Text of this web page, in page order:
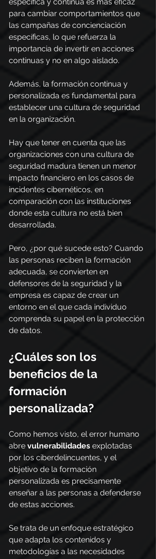
para cambiar comportamientos que
las campañas de concienciación
específicas, lo que refuerza la
importancia de invertir en acciones
continuas y no en algo aislado.
Además, la formación continua y
personalizada es fundamental para
establecer una cultura de seguridad
en la organización.
Hay que tener en cuenta que las
organizaciones con una cultura de
seguridad madura tienen un menor
impacto financiero en los casos de
incidentes cibernéticos, en
comparación con las instituciones
donde esta cultura no está bien
desarrollada.
Pero, ¿por qué sucede esto? Cuando
las personas reciben la formación
adecuada, se convierten en
defensores de la seguridad y la
empresa es capaz de crear un
entorno en el que cada individuo
comprenda su papel en la protección
de datos.
¿Cuáles son los
beneficios de la
formación
personalizada?
Como hemos visto, el error humano
abre vulnerabilidades explotadas
por los ciberdelincuentes, y el
objetivo de la formación
personalizada es precisamente
enseñar a las personas a defenderse
de estas acciones.
Se trata de un enfoque estratégico
que adapta los contenidos y
metodologías a las necesidades